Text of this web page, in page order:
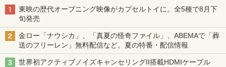
東映の歴代オープニング映像がカプセルトイに。全5種で8月下
旬発売
金ロー「ナウシカ」、「真夏の怪奇ファイル」、ABEMAで「葬
送のフリーレン」無料配信など。夏の特番・配信情報
世界初アクティブノイズキャンセリングII搭載HDMIケーブル